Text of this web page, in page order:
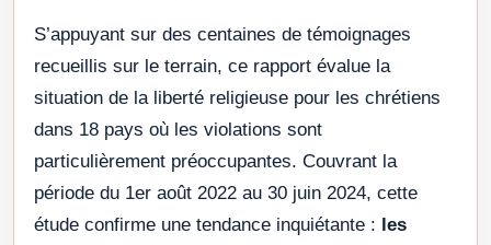
S’appuyant sur des centaines de témoignages
recueillis sur le terrain, ce rapport évalue la
situation de la liberté religieuse pour les chrétiens
dans 18 pays où les violations sont
particulièrement préoccupantes. Couvrant la
période du 1er août 2022 au 30 juin 2024, cette
étude confirme une tendance inquiétante : les